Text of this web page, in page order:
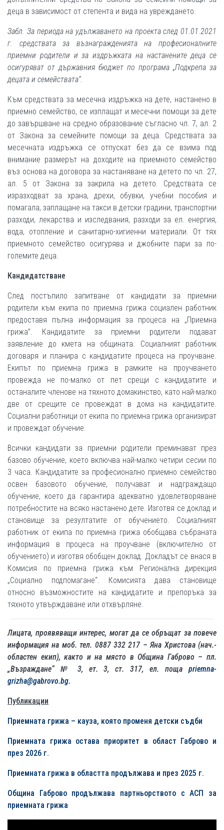
деца в зависимост от степента и вида на увреждането.
Забл. За периода на удължаването на проекта след 01.01.2021
г. средствата за възнагражденията на
професионалните
приемни родители и за издръжката на настанените деца се
осигуряват от държавния бюджет по програма „Подкрепа за
децата и семействата“.
Към средствата за месечна издръжка на дете, настанено в
приемно семейство, се изплащат и месечни помощи за дете
до завършване на средно образование съгласно чл. 7, ал. 2
от Закона за семейните помощи за деца. Средствата за
месечната издръжка се отпускат без да се взима под
внимание размерът на доходите на приемното семейство
въз основа на договора за настаняване на детето по чл. 27,
ал. 5 от Закона за закрила на детето. Средствата се
изразходват за храна, дрехи, обувки, учебни пособия и
помагала, заплащане на такси в детски градини, транспортни
разходи, лекарства и изследвания, разходи за ел. енергия,
вода, отопление и санитарно-хигиенни материали. От тях
приемното семейство осигурява и джобните пари за по-
големите деца.
Кандидатстване
След постъпило запитване от кандидати за приемни
родители към екипа по приемна грижа социален работник
предоставя пълна информация за процеса на „Приемна
грижа”. Кандидатите за приемни родители подават
заявление до кмета на общината. Социалният работник
договаря и планира с кандидатите процеса на проучване.
Екипът по приемна грижа в рамките на проучването
провежда не по-малко от пет срещи с кандидатите и
останалите членове на тяхното домакинство, като най-малко
две от срещите се провеждат в дома на кандидатите.
Социални работници от екипа по приемна грижа организират
и провеждат обучение.
Всички кандидати за приемни родители преминават през
базово обучение, което включва най-малко четири сесии по
3 часа. Кандидатите за професионално приемно семейство
освен базовото обучение, получават и надграждащо
обучение, което да гарантира адекватно удовлетворяване
потребностите на всяко настанено дете. Изготвя се доклад и
становище за резултатите от обучението. Социалният
работник от екипа по приемна грижа обобщава събраната
информация в процеса на проучване (включително от
обучението) и изготвя обобщен доклад. Докладът се внася в
Комисия по приемна грижа към Регионална дирекция
„Социално подпомагане“. Комисията дава становище
относно възможностите на кандидатите и препоръка за
тяхното утвърждаване или отхвърляне.
Лицата, проявяващи интерес, могат да се обръщат за повече
информация на моб. тел. 0887 332 217 – Яна Христова (нач.-
областен екип), както и на място в Община Габрово – пл.
„Възраждане“ № 3, ет. 3, ст. 317, ел. поща priemna-
grizha@gabrovo.bg.
Публикации
Приемната грижа – кауза, която променя детски съдби
Приемната грижа остава приоритет в област Габрово и
през 2026 г.
Приемната грижа в областта продължава и през 2025 г.
Община Габрово продължава партньорството с АСП за
приемната грижа